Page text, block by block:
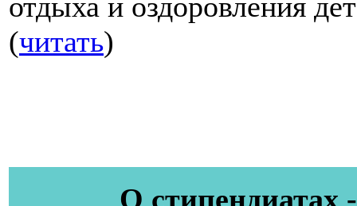
отдыха и оздоровления
(читать)
О